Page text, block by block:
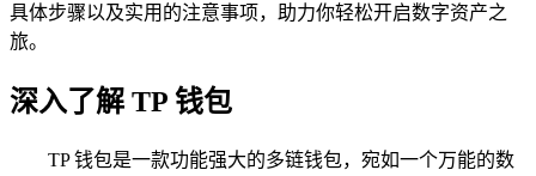
具体步骤以及实用的注意事项，助力你轻松开启数字资产之
旅。
深入了解 TP 钱包
TP 钱包是一款功能强大的多链钱包，宛如一个万能的数